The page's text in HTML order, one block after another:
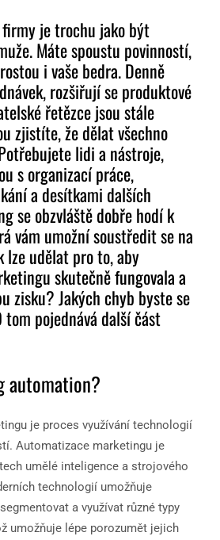
je trochu jako být
Máte spoustu povinností,
i vaše bedra. Denně
rozšiřují se produktové
řetězce jsou stále
zjistíte, že dělat všechno
lidi a nástroje,
s organizací práce,
a desítkami dalších
se obzvláště dobře hodí k
vám umožní soustředit se na
lze udělat pro to, aby
skutečně fungovala a
zisku? Jakých chyb byste se
pojednává další část
automation?
je proces využívání technologií
Automatizace marketingu je
umělé inteligence a strojového
technologií umožňuje
a využívat různé typy
umožňuje lépe porozumět jejich